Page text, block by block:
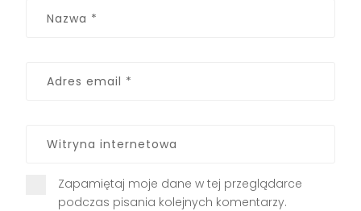
Zapamiętaj moje dane w tej przeglądarce
podczas pisania kolejnych komentarzy.